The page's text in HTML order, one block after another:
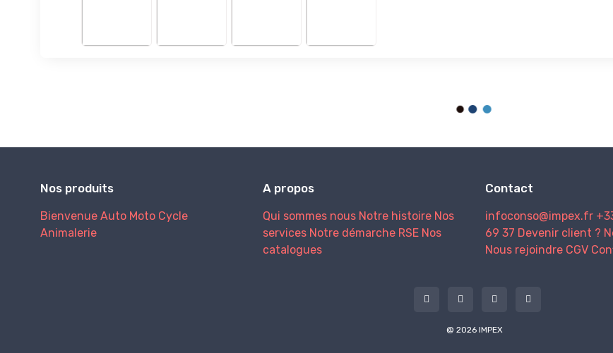
Nos produits
Bienvenue Auto Moto Cycle
Animalerie
A propos
Qui sommes nous Notre histoire Nos
services Notre démarche RSE Nos
catalogues
Contact
infoconso@impex.fr
69 37 Devenir client ?
Nous rejoindre CGV
@ 2026 IMPEX